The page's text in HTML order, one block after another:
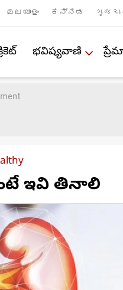
മലയാളം ಕನ್ನಡ
భవిష్యవాణి
ఇవి తినాలి